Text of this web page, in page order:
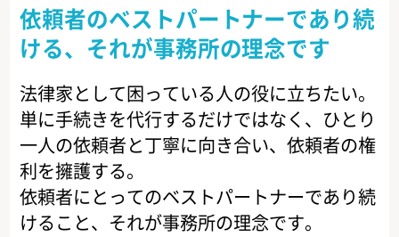
依頼者のベストパートナーであり続
ける、それが事務所の理念です
法律家として困っている人の役に立ちたい。
単に手続きを代行するだけではなく、ひとり
一人の依頼者と丁寧に向き合い、依頼者の権
利を擁護する。
依頼者にとってのベストパートナーであり続
けること、それが事務所の理念です。